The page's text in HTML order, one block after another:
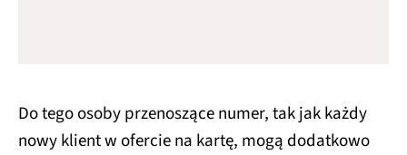
Do tego osoby przenoszące numer, tak jak każdy
nowy klient w ofercie na kartę, mogą dodatkowo